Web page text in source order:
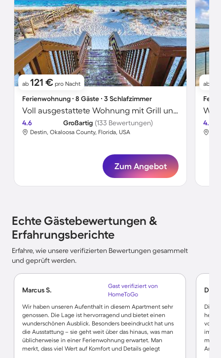
ab 121 € pro Nacht
Ferienwohnung ∙ 8 Gäste ∙ 3 Schlafzimmer
Voll ausgestattete Wohnung mit Grill und Pool | Haustiere sind willkommen
4.6 Großartig (133 Bewertungen)
Destin, Okaloosa County, Florida, USA
Zum Angebot
ab
4.7
Echte Gästebewertungen &
Erfahrungsberichte
Erfahre, wie unsere verifizierten Bewertungen gesammelt
und geprüft werden.
Marcus S.
Gast verifiziert von
HomeToGo
Wir haben unseren Aufenthalt in diesem Apartment sehr
genossen. Die Lage ist hervorragend und bietet einen
wunderschönen Ausblick. Besonders beeindruckt hat uns
die Ausstattung – sie geht weit über das hinaus, was man
üblicherweise in einer Ferienwohnung erwartet. Man
merkt, dass viel Wert auf Komfort und Details gelegt
Die
im
mit